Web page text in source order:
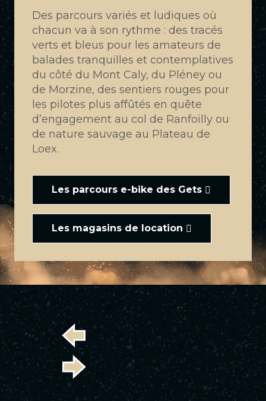
Des parcours variés et ludiques où
chacun va à son rythme : des tracés
verts et bleus pour les amateurs de
balades tranquilles et contemplatives
du côté du Mont Caly, du Pléney ou
de Morzine, des sentiers rouges pour
les pilotes plus affûtés en quête
d’engagement au col de Ranfoilly ou
de nature sauvage au Plateau de
Loex.
Les parcours e-bike des Gets
Les magasins de location